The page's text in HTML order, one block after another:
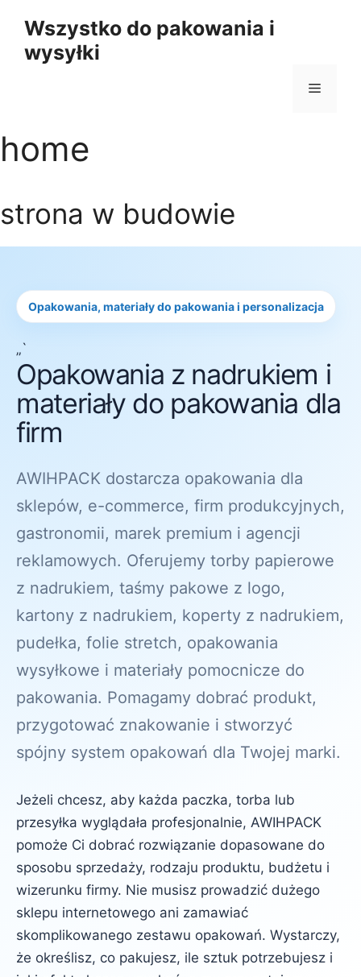
treści
Wszystko do pakowania i
wysyłki
Menu
home
strona w budowie
Opakowania, materiały do pakowania i personalizacja
„`
Opakowania z nadrukiem i
materiały do pakowania dla
firm
AWIHPACK dostarcza opakowania dla
sklepów, e-commerce, firm produkcyjnych,
gastronomii, marek premium i agencji
reklamowych. Oferujemy torby papierowe
z nadrukiem, taśmy pakowe z logo,
kartony z nadrukiem, koperty z nadrukiem,
pudełka, folie stretch, opakowania
wysyłkowe i materiały pomocnicze do
pakowania. Pomagamy dobrać produkt,
przygotować znakowanie i stworzyć
spójny system opakowań dla Twojej marki.
Jeżeli chcesz, aby każda paczka, torba lub
przesyłka wyglądała profesjonalnie, AWIHPACK
pomoże Ci dobrać rozwiązanie dopasowane do
sposobu sprzedaży, rodzaju produktu, budżetu i
wizerunku firmy. Nie musisz prowadzić dużego
sklepu internetowego ani zamawiać
skomplikowanego zestawu opakowań. Wystarczy,
że określisz, co pakujesz, ile sztuk potrzebujesz i